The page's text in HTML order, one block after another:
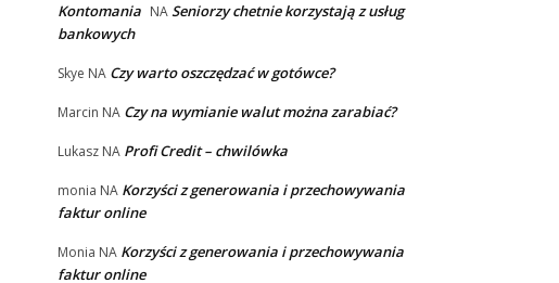
Kontomania NASeniorzy chetnie korzystają z usług
bankowych
Skye NA Czy warto oszczędzać w gotówce?
Marcin NA Czy na wymianie walut można zarabiać?
Lukasz NA Profi Credit – chwilówka
monia NA Korzyści z generowania i przechowywania
faktur online
Monia NA Korzyści z generowania i przechowywania
faktur online